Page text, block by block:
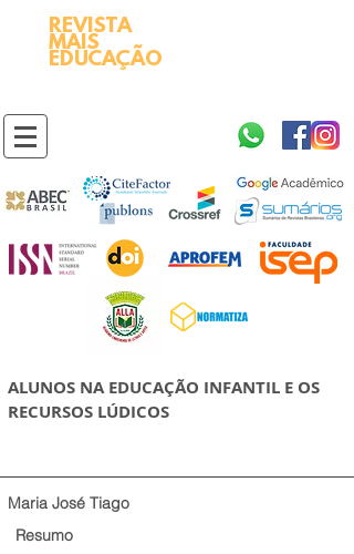
REVISTA
MAIS
EDUCAÇÃO
ALUNOS NA EDUCAÇÃO INFANTIL E OS
RECURSOS LÚDICOS
Maria José Tiago
Resumo